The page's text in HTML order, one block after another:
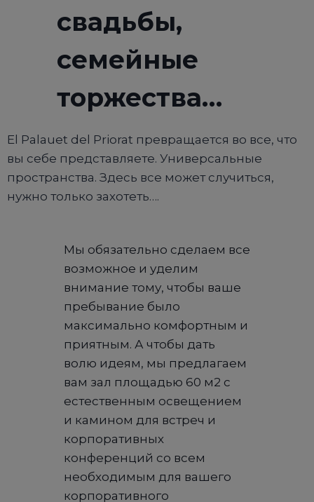
свадьбы,
семейные
торжества…
El Palauet del Priorat превращается во все, что
вы себе представляете. Универсальные
пространства. Здесь все может случиться,
нужно только захотеть….
Мы обязательно сделаем все
возможное и уделим
внимание тому, чтобы ваше
пребывание было
максимально комфортным и
приятным. А чтобы дать
волю идеям, мы предлагаем
вам зал площадью 60 м2 с
естественным освещением
и камином для встреч и
корпоративных
конференций со всем
необходимым для вашего
корпоративного